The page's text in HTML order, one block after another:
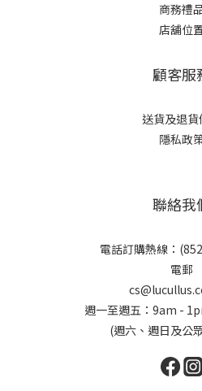
商務禮
店舖位
顧客服
送貨及退貨
隱私政
聯絡我
電話訂購熱線：
電郵
週一至週五：9am -
(週六、週日及公